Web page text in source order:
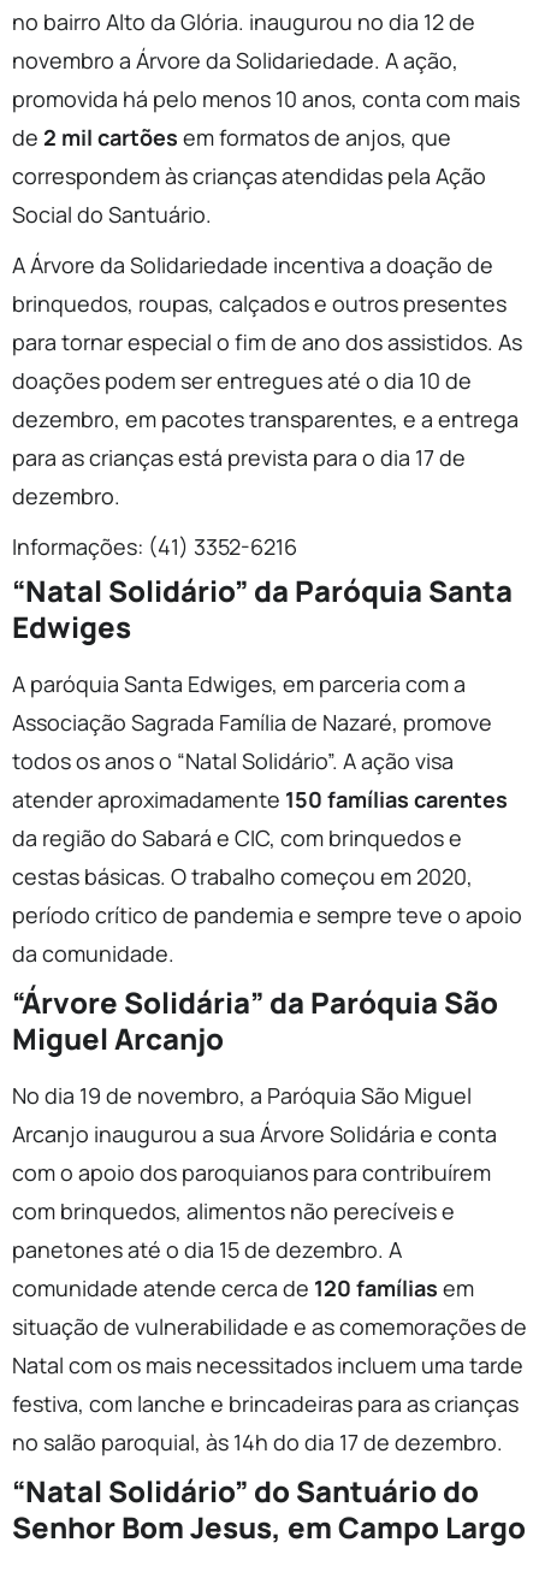
no bairro Alto da Glória. inaugurou no dia 12 de
novembro a Árvore da Solidariedade. A ação,
promovida há pelo menos 10 anos, conta com mais
de 2 mil cartões em formatos de anjos, que
correspondem às crianças atendidas pela Ação
Social do Santuário.
A Árvore da Solidariedade incentiva a doação de
brinquedos, roupas, calçados e outros presentes
para tornar especial o fim de ano dos assistidos. As
doações podem ser entregues até o dia 10 de
dezembro, em pacotes transparentes, e a entrega
para as crianças está prevista para o dia 17 de
dezembro.
Informações: (41) 3352-6216
“Natal Solidário” da Paróquia Santa
Edwiges
A paróquia Santa Edwiges, em parceria com a
Associação Sagrada Família de Nazaré, promove
todos os anos o “Natal Solidário”. A ação visa
atender aproximadamente 150 famílias carentes
da região do Sabará e CIC, com brinquedos e
cestas básicas. O trabalho começou em 2020,
período crítico de pandemia e sempre teve o apoio
da comunidade.
“Árvore Solidária” da Paróquia São
Miguel Arcanjo
No dia 19 de novembro, a Paróquia São Miguel
Arcanjo inaugurou a sua Árvore Solidária e conta
com o apoio dos paroquianos para contribuírem
com brinquedos, alimentos não perecíveis e
panetones até o dia 15 de dezembro. A
comunidade atende cerca de 120 famílias em
situação de vulnerabilidade e as comemorações de
Natal com os mais necessitados incluem uma tarde
festiva, com lanche e brincadeiras para as crianças
no salão paroquial, às 14h do dia 17 de dezembro.
“Natal Solidário” do Santuário do
Senhor Bom Jesus, em Campo Largo